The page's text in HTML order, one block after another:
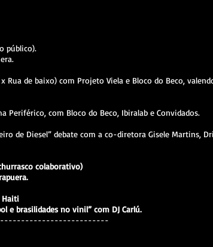
público).
Rua de baixo) com Projeto Viela e Bloco do Beco,
Periférico, com Bloco do Beco, Ibiralab e Convidados.
de Diesel” debate com a co-diretora Gisele Martins,
colaborativo)
Haiti
e brasilidades no vinil” com DJ Carlú.